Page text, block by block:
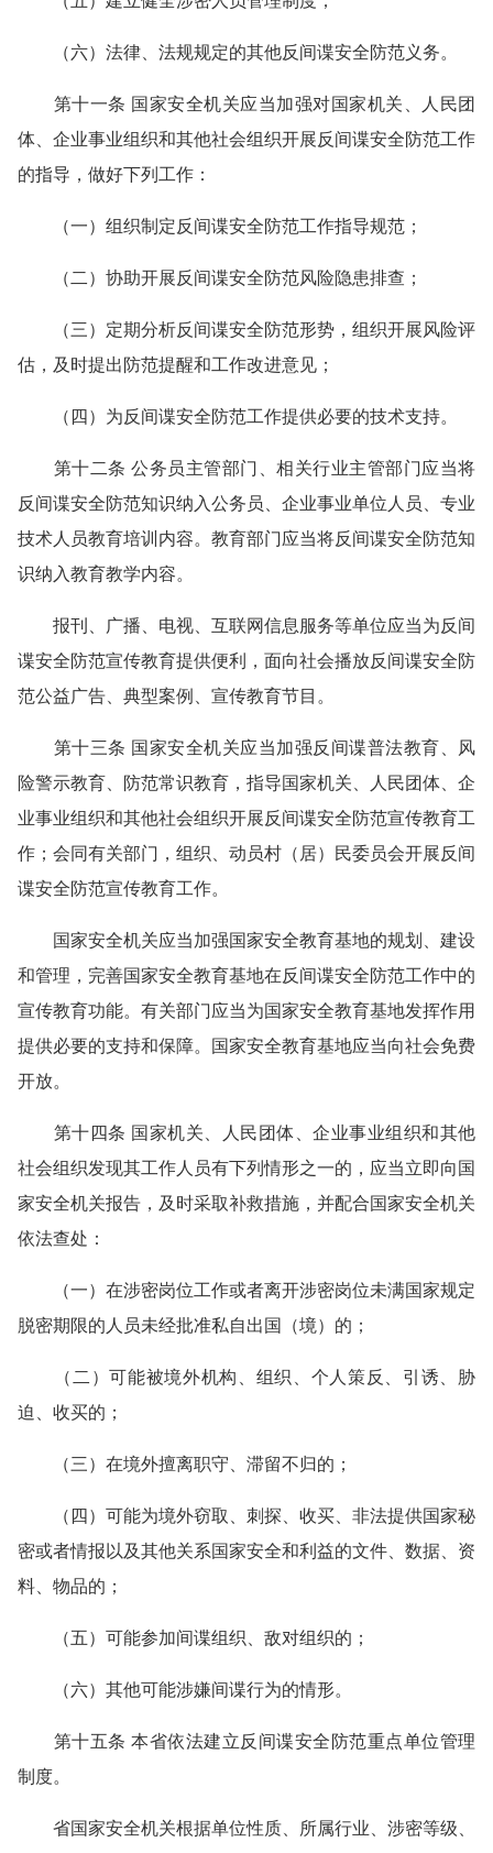
（六）法律、法规规定的其他反间谍安全防范义务。
第十一条 国家安全机关应当加强对国家机关、人民团
体、企业事业组织和其他社会组织开展反间谍安全防范工作
的指导，做好下列工作：
（一）组织制定反间谍安全防范工作指导规范；
（二）协助开展反间谍安全防范风险隐患排查；
（三）定期分析反间谍安全防范形势，组织开展风险评
估，及时提出防范提醒和工作改进意见；
（四）为反间谍安全防范工作提供必要的技术支持。
第十二条 公务员主管部门、相关行业主管部门应当将
反间谍安全防范知识纳入公务员、企业事业单位人员、专业
技术人员教育培训内容。教育部门应当将反间谍安全防范知
识纳入教育教学内容。
报刊、广播、电视、互联网信息服务等单位应当为反间
谍安全防范宣传教育提供便利，面向社会播放反间谍安全防
范公益广告、典型案例、宣传教育节目。
第十三条 国家安全机关应当加强反间谍普法教育、风
险警示教育、防范常识教育，指导国家机关、人民团体、企
业事业组织和其他社会组织开展反间谍安全防范宣传教育工
作；会同有关部门，组织、动员村（居）民委员会开展反间
谍安全防范宣传教育工作。
国家安全机关应当加强国家安全教育基地的规划、建设
和管理，完善国家安全教育基地在反间谍安全防范工作中的
宣传教育功能。有关部门应当为国家安全教育基地发挥作用
提供必要的支持和保障。国家安全教育基地应当向社会免费
开放。
第十四条 国家机关、人民团体、企业事业组织和其他
社会组织发现其工作人员有下列情形之一的，应当立即向国
家安全机关报告，及时采取补救措施，并配合国家安全机关
依法查处：
（一）在涉密岗位工作或者离开涉密岗位未满国家规定
脱密期限的人员未经批准私自出国（境）的；
（二）可能被境外机构、组织、个人策反、引诱、胁
迫、收买的；
（三）在境外擅离职守、滞留不归的；
（四）可能为境外窃取、刺探、收买、非法提供国家秘
密或者情报以及其他关系国家安全和利益的文件、数据、资
料、物品的；
（五）可能参加间谍组织、敌对组织的；
（六）其他可能涉嫌间谍行为的情形。
第十五条 本省依法建立反间谍安全防范重点单位管理
制度。
省国家安全机关根据单位性质、所属行业、涉密等级、